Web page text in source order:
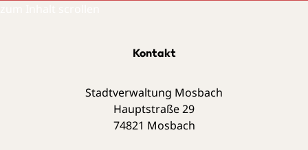
Kontakt
Stadtverwaltung Mosbach
Hauptstraße 29
74821 Mosbach